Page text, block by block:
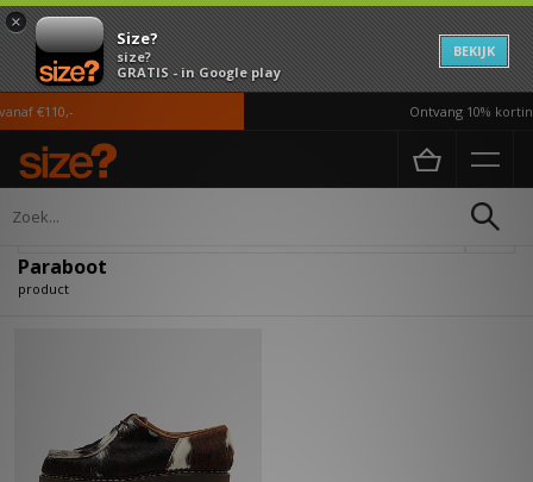
×
Size?
size?
GRATIS - in Google play
BEKIJK
€110,- Ontvang 10%
Home Paraboot
Paraboot
product